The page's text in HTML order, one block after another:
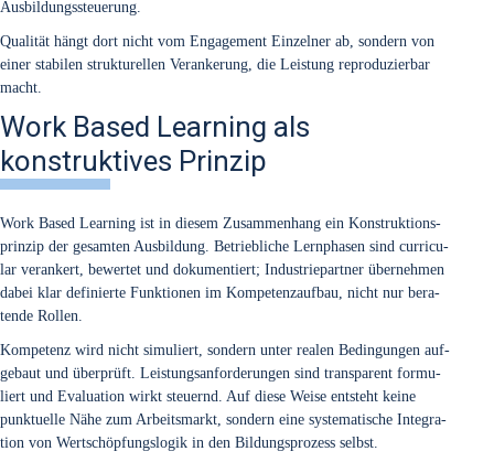
Aus­bil­dungs­steue­rung.
Qua­li­tät hängt dort nicht vom Enga­ge­ment Ein­zel­ner ab, son­dern von
einer sta­bi­len struk­tu­rel­len Ver­an­ke­rung, die Leis­tung repro­du­zier­bar
macht.
Work Based Learning als
konstruktives Prinzip
Work Based Lear­ning ist in die­sem Zusam­men­hang ein Kon­struk­ti­ons­
prin­zip der gesam­ten Aus­bil­dung. Betrieb­li­che Lern­pha­sen sind cur­ri­cu­
lar ver­an­kert, bewer­tet und doku­men­tiert; Indus­trie­part­ner über­neh­men
dabei klar defi­nier­te Funk­tio­nen im Kom­pe­tenz­auf­bau, nicht nur bera­
ten­de Rol­len.
Kom­pe­tenz wird nicht simu­liert, son­dern unter rea­len Bedin­gun­gen auf­
ge­baut und über­prüft. Leis­tungs­an­for­de­run­gen sind trans­pa­rent for­mu­
liert und Eva­lua­ti­on wirkt steu­ernd. Auf die­se Wei­se ent­steht kei­ne
punk­tu­el­le Nähe zum Arbeits­markt, son­dern eine sys­te­ma­ti­sche Inte­gra­
ti­on von Wert­schöp­fungs­lo­gik in den Bil­dungs­pro­zess selbst.